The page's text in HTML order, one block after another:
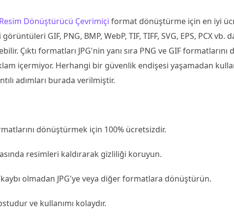
Dönüştürücü Çevrimiçi format dönüştürme için en iyi
GIF, PNG, BMP, WebP, TIF, TIFF, SVG, EPS, PCX vb.
Çıktı formatları JPG'nin yanı sıra PNG ve GIF formatlarını
içermiyor. Herhangi bir güvenlik endişesi yaşamadan
adımları burada verilmiştir.
dönüştürmek için 100% ücretsizdir.
resimleri kaldırarak gizliliği koruyun.
olmadan JPG'ye veya diğer formatlara dönüştürün.
ve kullanımı kolaydır.